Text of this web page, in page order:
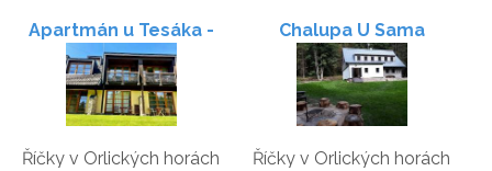
Apartmán u Tesáka -
Apartmány Říčky
Říčky v Orlických horách
Chalupa U Sama
Říčky v Orlických horách